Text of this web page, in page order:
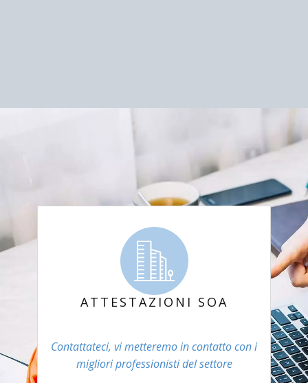
ATTESTAZIONI SOA
Contattateci, vi metteremo in contatto con i
migliori professionisti del settore